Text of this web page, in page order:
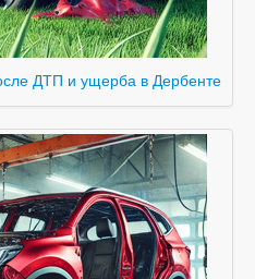
ДТП и ущерба в Дербенте